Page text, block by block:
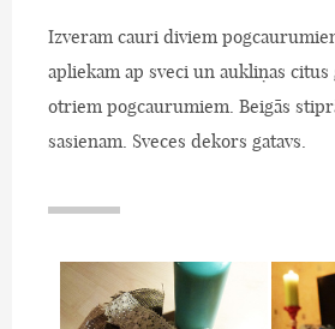
Izveram cauri diviem
apliekam ap sveci un aukliņas
otriem pogcaurumiem. Beigās
sasienam. Sveces dekors gatavs.